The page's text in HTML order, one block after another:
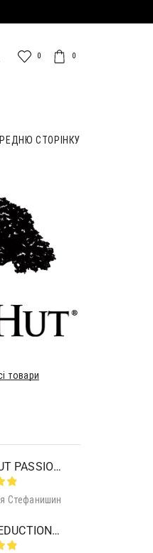
0 0
СТОРІНКУ
товари
COCONUT PASSION BRULEE BODY MIST
Стефанишин
PURE SEDUCTION MIST SHIMMER